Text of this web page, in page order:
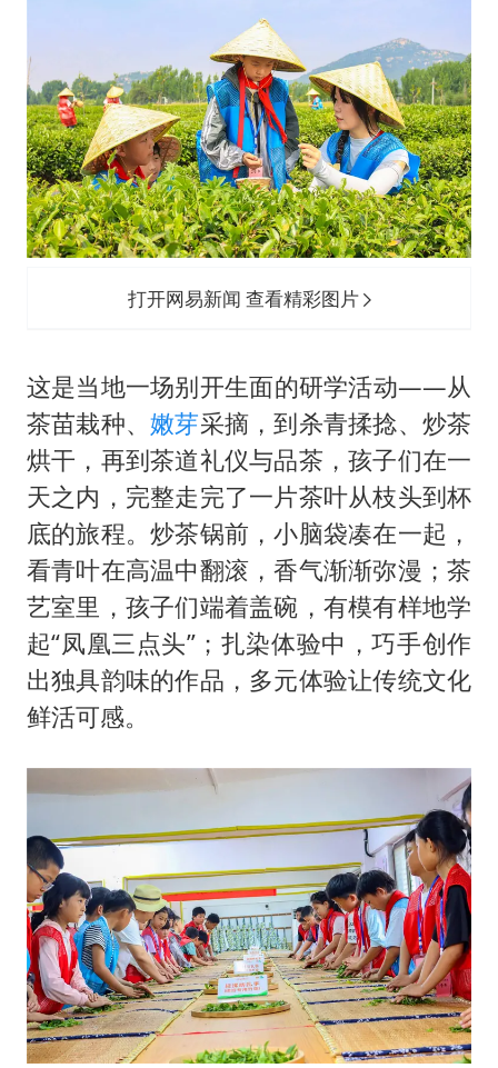
《龙餐馆》 冲奖
构建更高水平的全民健身公共服务体系
男子被沙蜇蜇伤5小时后呼吸困难
奋力开创中国式现代化建设新局面
打开网易新闻 查看精彩图片
这是当地一场别开生面的研学活动——从
茶苗栽种、嫩芽采摘，到杀青揉捻、炒茶
烘干，再到茶道礼仪与品茶，孩子们在一
天之内，完整走完了一片茶叶从枝头到杯
底的旅程。炒茶锅前，小脑袋凑在一起，
看青叶在高温中翻滚，香气渐渐弥漫；茶
艺室里，孩子们端着盖碗，有模有样地学
起“凤凰三点头”；扎染体验中，巧手创作
出独具韵味的作品，多元体验让传统文化
鲜活可感。